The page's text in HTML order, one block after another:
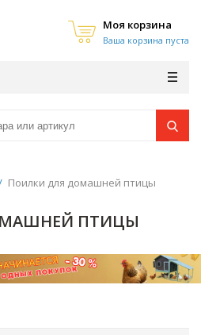
Моя корзина
Ваша корзина пуста
Поилки для домашней птицы
ПТИЦЫ